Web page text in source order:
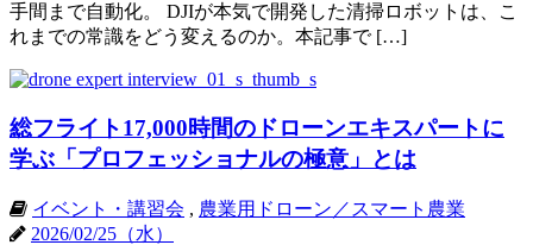
手間まで自動化。 DJIが本気で開発した清掃ロボットは、こ
れまでの常識をどう変えるのか。本記事で […]
総フライト17,000時間のドローンエキスパートに
学ぶ「プロフェッショナルの極意」とは
イベント・講習会 , 農業用ドローン／スマート農業
2026/02/25（水）